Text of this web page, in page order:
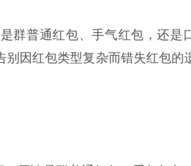
群普通红包、手气红包，还是
因红包类型复杂而错失红包的